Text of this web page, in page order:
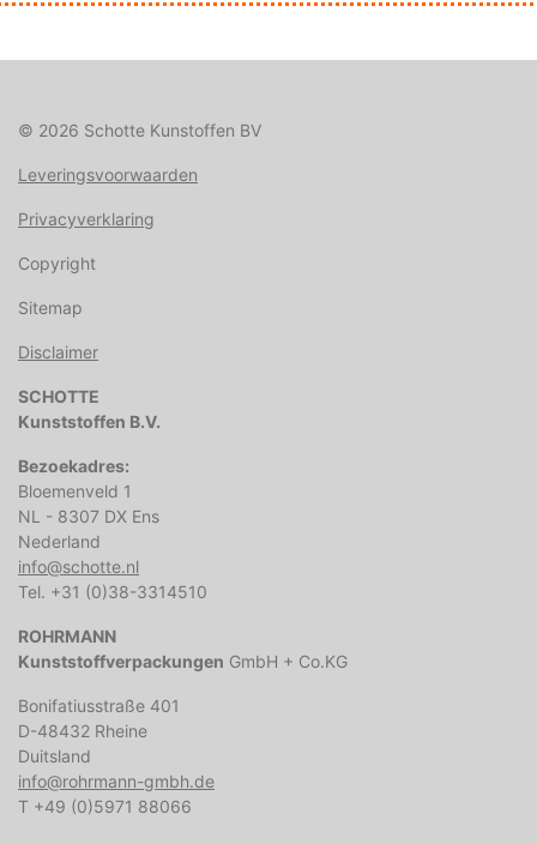
© 2026 Schotte Kunstoffen BV
Leveringsvoorwaarden
Privacyverklaring
Copyright
Sitemap
Disclaimer
SCHOTTE
Kunststoffen B.V.
Bezoekadres:
Bloemenveld 1
NL - 8307 DX Ens
Nederland
info@schotte.nl
Tel. +31 (0)38-3314510
ROHRMANN
Kunststoffverpackungen GmbH + Co.KG
Bonifatiusstraße 401
D-48432 Rheine
Duitsland
info@rohrmann-gmbh.de
T +49 (0)5971 88066